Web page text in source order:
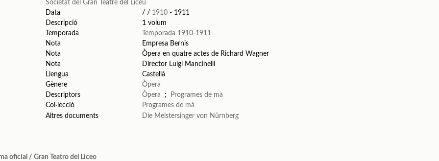
Societat del Gran Teatre del Liceu
Data
/ / 1910 - 1911
Descripció
1 volum
Temporada
Temporada 1910-1911
Nota
Empresa Bernis
Nota
Òpera en quatre actes de Richard Wagner
Nota
Director Luigi Mancinelli
Llengua
Castellà
Gènere
Òpera
Descriptors
Òpera ;
Programes de mà
Col·lecció
Programes de mà
Altres documents
Die Meistersinger von Nürnberg
oficial / Gran Teatro del Liceo